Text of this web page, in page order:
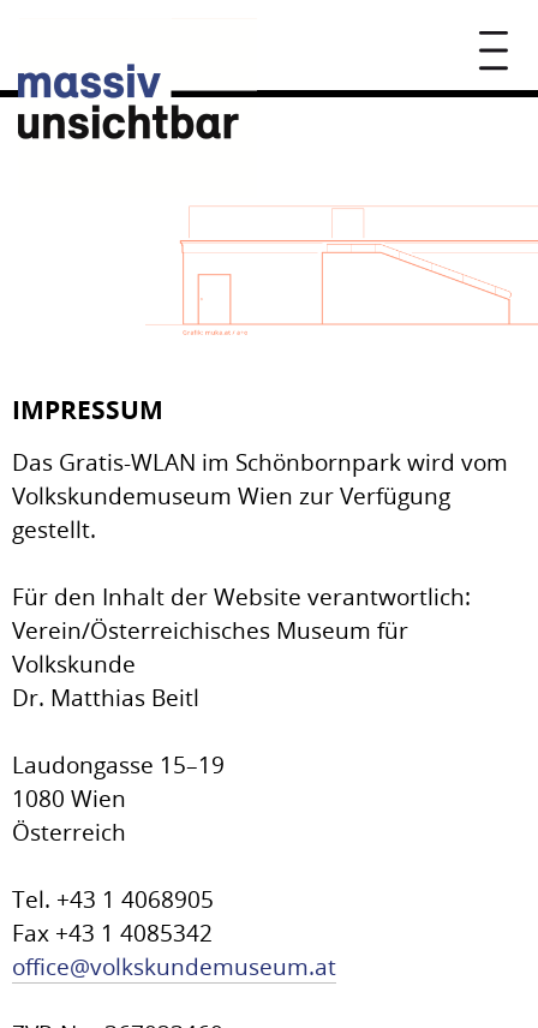
IMPRESSUM
Das Gratis-WLAN im Schönbornpark wird vom
Volkskundemuseum Wien zur Verfügung
gestellt.
Für den Inhalt der Website verantwortlich:
Verein/Österreichisches Museum für
Volkskunde
Dr. Matthias Beitl
Laudongasse 15–19
1080 Wien
Österreich
Tel. +43 1 4068905
Fax +43 1 4085342
office@volkskundemuseum.at